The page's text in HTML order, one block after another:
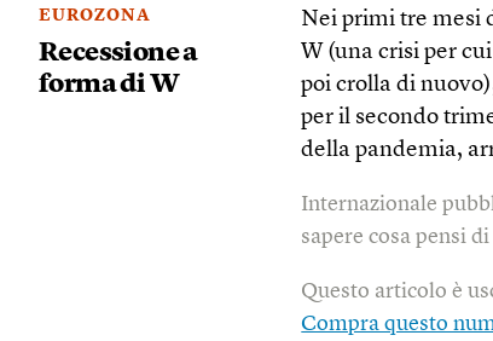
EUROZONA
Recessione a
forma di W
Nei primi tre mesi
W (una crisi per
poi crolla di
per il secondo
della pandemia,
Internazionale
sapere cosa pensi
Questo articolo è
Compra questo